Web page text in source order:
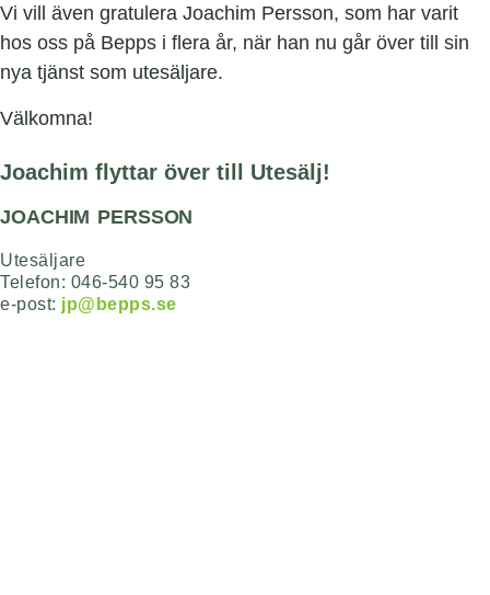
Vi vill även gratulera Joachim Persson, som har varit
hos oss på Bepps i flera år, när han nu går över till sin
nya tjänst som utesäljare.
Välkomna!
Joachim flyttar över till Utesälj!
JOACHIM PERSSON
Utesäljare​
Telefon: 046-540 95 83
e-post: jp@bepps.se